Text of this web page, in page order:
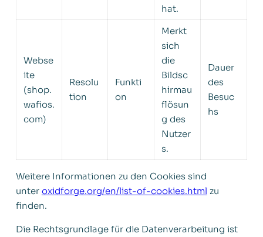
hat.
Webse
ite
(shop.
wafios.
com)
Resolu
tion
Funkti
on
Merkt
sich
die
Bildsc
hirmau
flösun
g des
Nutzer
s.
Dauer
des
Besuc
hs
Weitere Informationen zu den Cookies sind
unter oxidforge.org/en/list-of-cookies.html zu
finden.
Die Rechtsgrundlage für die Datenverarbeitung ist